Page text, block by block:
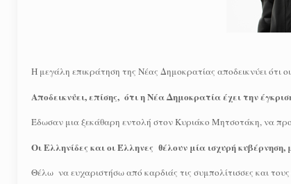
Η μεγάλη επικράτηση της Νέας Δημοκρατίας αποδεικνύει ότι
Αποδεικνύει, επίσης, ότι η Νέα Δημοκρατία έχει την
Έδωσαν μια ξεκάθαρη εντολή στον Κυριάκο Μητσοτάκη, να
Οι Ελληνίδες και οι Έλληνες θέλουν μία ισχυρή
Θέλω να ευχαριστήσω από καρδιάς τις συμπολίτισσες και